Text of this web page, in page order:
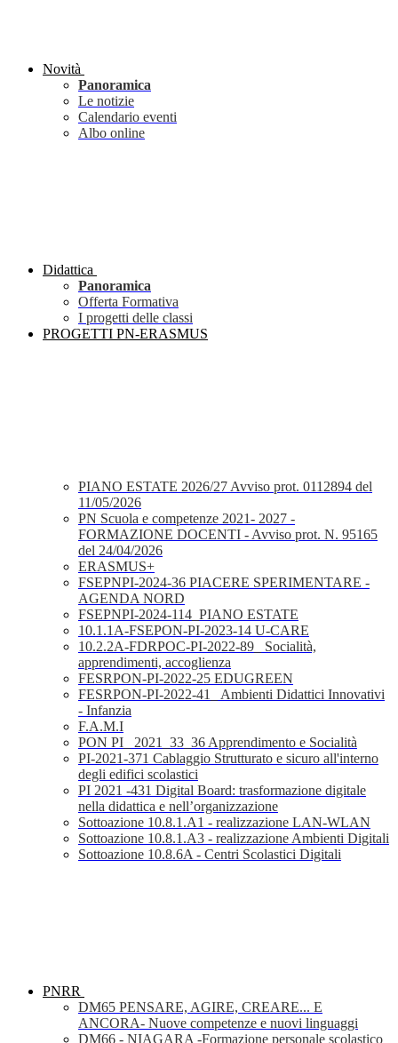
Novità
Panoramica
Le notizie
Calendario eventi
Albo online
Didattica
Panoramica
Offerta Formativa
I progetti delle classi
PROGETTI PN-ERASMUS
PIANO ESTATE 2026/27 Avviso prot. 0112894 del
11/05/2026
PN Scuola e competenze 2021- 2027 -
FORMAZIONE DOCENTI - Avviso prot. N. 95165
del 24/04/2026
ERASMUS+
FSEPNPI-2024-36 PIACERE SPERIMENTARE -
AGENDA NORD
FSEPNPI-2024-114_PIANO ESTATE
10.1.1A-FSEPON-PI-2023-14 U-CARE
10.2.2A-FDRPOC-PI-2022-89_ Socialità,
apprendimenti, accoglienza
FESRPON-PI-2022-25 EDUGREEN
FESRPON-PI-2022-41_ Ambienti Didattici Innovativi
- Infanzia
F.A.M.I
PON PI_ 2021_33_36 Apprendimento e Socialità
PI-2021-371 Cablaggio Strutturato e sicuro all'interno
degli edifici scolastici
PI 2021 -431 Digital Board: trasformazione digitale
nella didattica e nell’organizzazione
Sottoazione 10.8.1.A1 - realizzazione LAN-WLAN
Sottoazione 10.8.1.A3 - realizzazione Ambienti Digitali
Sottoazione 10.8.6A - Centri Scolastici Digitali
PNRR
DM65 PENSARE, AGIRE, CREARE... E
ANCORA- Nuove competenze e nuovi linguaggi
DM66 - NIAGARA -Formazione personale scolastico